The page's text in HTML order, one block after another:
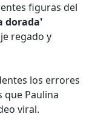
figuras del
dorada'
regado y
los errores
que Paulina
viral.